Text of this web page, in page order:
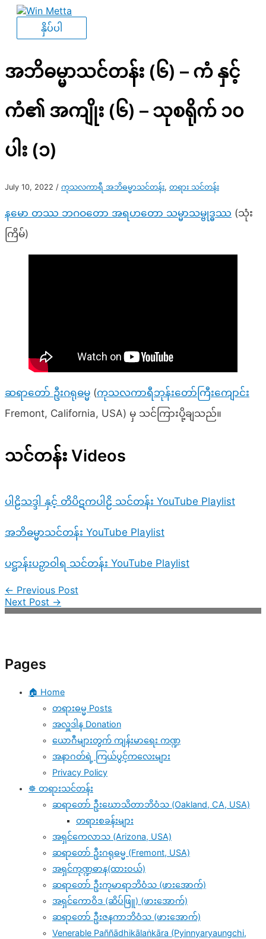
Skip
နှိပ်
ပါ
နှိပ်ပါ
အဘိဓမ္မာသင်တန်း (၆) – ကံ နှင့်
ကံ၏ အကျိုး (၆) – သုစရိုက် ၁၀
ပါး (၁)
July 10, 2022 / ကုသလကာရီ အဘိဓမ္မာသင်တန်း, တရား သင်တန်း
နမော တဿ ဘဂဝတော အရဟတော သမ္မာသမ္ဗုဒ္ဓဿ (သုံး
ကြိမ်)
ဆရာတော် ဦးဂရုဓမ္မ (ကုသလကာရီဘုန်းတော်ကြီးကျောင်
Fremont, California, USA) မှ သင်ကြားပို့ချသည်။
သင်တန်း Videos
ပါဠိသဒ္ဒါ နှင့် တိပိဋကပါဠိ သင်တန်း YouTube Playlist
အဘိဓမ္မာသင်တန်း YouTube Playlist
ပဋ္ဌာန်းပဉှာဝါရ သင်တန်း YouTube Playlist
← Previous Post
Next Post →
Pages
🏠 Home
တရားဓမ္မ Posts
အလှူဒါန Donation
ယောဂီများတွက် ကျန်းမာရေး ကဏ္ဍ
အနာဂတ်ရဲ့ ကြယ်ပွင့်ကလေးများ
Privacy Policy
☸️ တရားသင်တန်း
ဆရာတော် ဦးဃောသိတာဘိဝံသ (Oakland, CA, USA)
တရားစခန်းများ
အရှင်ကေလာသ (Arizona, USA)
ဆရာတော် ဦးဂရုဓမ္မ (Fremont, USA)
အရှင်ကုဏ္ဍဓာန(ထားဝယ်)
ဆရာတော် ဦးကုမာရာဘိဝံသ (ဖားအောက်)
အရှင်ကောဝိဒ (ဆိပ်ဖြူ) (ဖားအောက်)
ဆရာတော် ဦးဇနကာဘိဝံသ (ဖားအောက်)
Venerable Paññādhikālaṅkāra (Pyinnyaryaungchi,